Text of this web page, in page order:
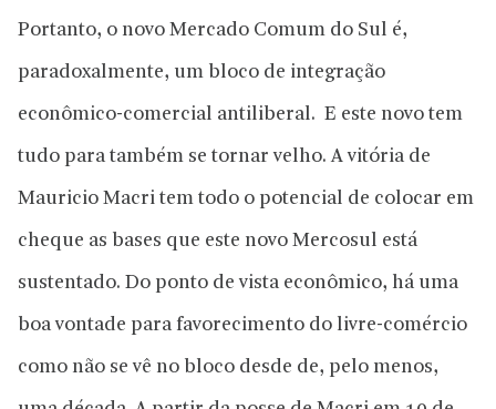
Portanto, o novo Mercado Comum do Sul é,
paradoxalmente, um bloco de integração
econômico-comercial antiliberal. E este novo tem
tudo para também se tornar velho. A vitória de
Mauricio Macri tem todo o potencial de colocar em
cheque as bases que este novo Mercosul está
sustentado. Do ponto de vista econômico, há uma
boa vontade para favorecimento do livre-comércio
como não se vê no bloco desde de, pelo menos,